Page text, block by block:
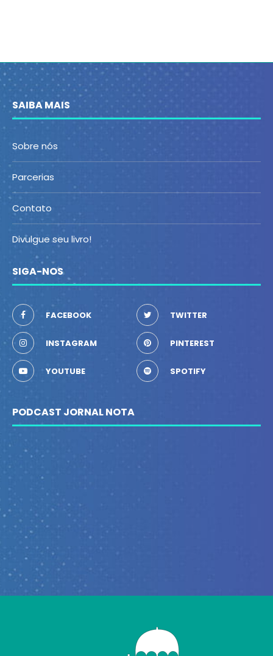
SAIBA MAIS
Sobre nós
Parcerias
Contato
Divulgue seu livro!
SIGA-NOS
FACEBOOK TWITTER
INSTAGRAM PINTEREST
YOUTUBE SPOTIFY
PODCAST JORNAL NOTA